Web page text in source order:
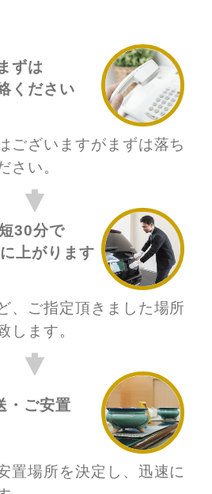
まずは
ください
ございますがまずは落ち
さい。
30分で
上がります
、ご指定頂きました場所
します。
・ご安置
置場所を決定し、迅速に